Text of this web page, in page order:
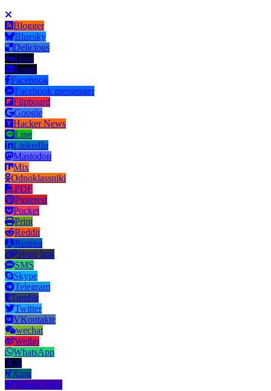
Blogger
Bluesky
Delicious
Digg
Email
Facebook
Facebook messenger
Flipboard
Google
Hacker News
Line
LinkedIn
Mastodon
Mix
Odnoklassniki
PDF
Pinterest
Pocket
Print
Reddit
Renren
Short link
SMS
Skype
Telegram
Tumblr
Twitter
VKontakte
wechat
Weibo
WhatsApp
X
Xing
Yahoo! Mail